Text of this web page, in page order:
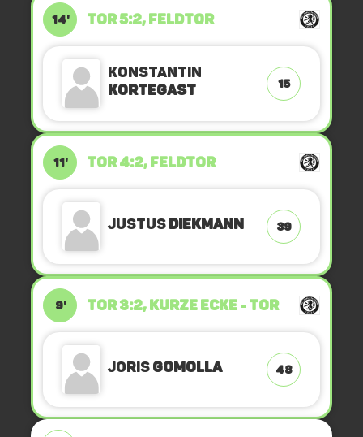
14' TOR 5:2, FELDTOR
Konstantin
Kortegast
15
11' TOR 4:2, FELDTOR
JustusDiekmann 39
9' TOR 3:2, KURZE ECKE - TOR
JorisGomolla 48